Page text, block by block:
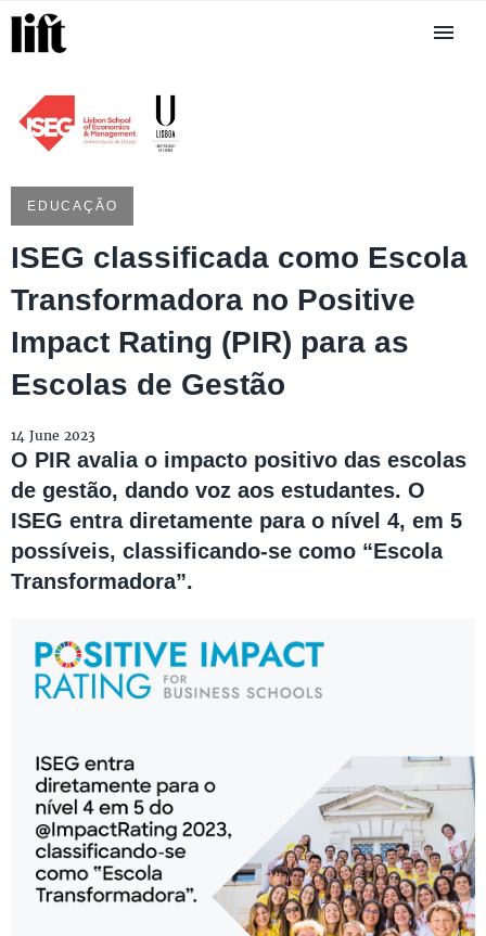
EDUCAÇÃO
ISEG classificada como Escola
Transformadora no Positive
Impact Rating (PIR) para as
Escolas de Gestão
14 June 2023
O PIR avalia o impacto positivo das escolas
de gestão, dando voz aos estudantes. O
ISEG entra diretamente para o nível 4, em 5
possíveis, classificando-se como “Escola
Transformadora”.